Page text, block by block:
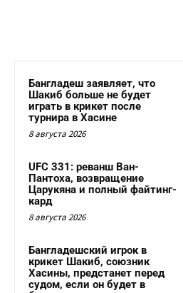
Бангладеш заявляет, что
Шакиб больше не будет
играть в крикет после
турнира в Хасине
8 августа 2026
UFC 331: реванш Ван-
Пантоха, возвращение
Царукяна и полный файтинг-
кард
8 августа 2026
Бангладешский игрок в
крикет Шакиб, союзник
Хасины, предстанет перед
судом, если он будет в